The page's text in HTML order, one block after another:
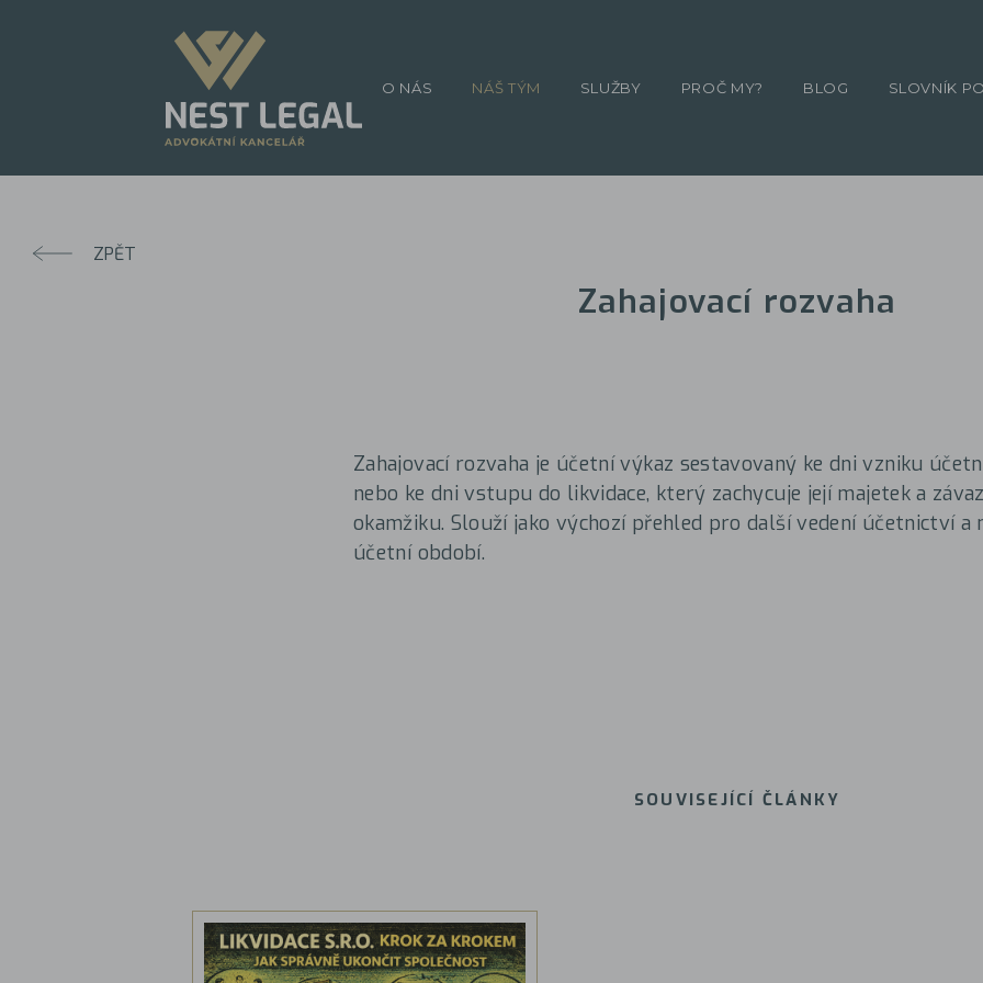
ZPĚT
Zahajovací rozvaha
Zahajovací rozvaha je účetní výkaz sestavovaný ke dni vzniku
nebo ke dni vstupu do likvidace, který zachycuje její majetek a
okamžiku. Slouží jako výchozí přehled pro další vedení účetnictví a
účetní období.
SOUVISEJÍCÍ ČLÁNKY
O NÁS NÁŠ TÝM SLUŽBY PROČ MY? BLOG SLOVNÍK